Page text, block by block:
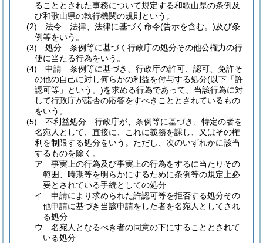
ることとされた事務について規定する和歌山県の条例及
び和歌山県の執行機関の規則という。
(2)
法令 法律、法律に基づく命令(告示を含む。)及び条
例等をいう。
(3)
処分 条例等に基づく行政庁の処分その他公権力の行
使に当たる行為をいう。
(4)
申請 条例等に基づき、行政庁の許可、認可、免許そ
の他の自己に対し何らかの利益を付与する処分(以下「許
認可等」という。)を求める行為であって、当該行為に対
して行政庁が諾否の応答をすべきこととされているもの
をいう。
(5)
不利益処分 行政庁が、条例等に基づき、特定の者を
名宛人として、直接に、これに義務を課し、又はその権
利を制限する処分をいう。 ただし、次のいずれかに該当
するものを除く。
ア
事実上の行為及び事実上の行為をするに当たりその
範囲、時期等を明らかにするために条例等の規定上必
要とされている手続としての処分
イ
申請により求められた許認可等を拒否する処分その
他申請に基づき当該申請をした者を名宛人としてされ
る処分
ウ
名宛人となるべき者の同意の下にすることとされて
いる処分